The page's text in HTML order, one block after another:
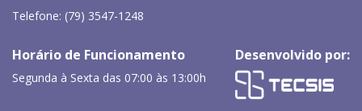
Telefone: (79) 3547-1248
Horário de Funcionamento
Segunda à Sexta das 07:00 às 13:00h
Desenvolvido por: